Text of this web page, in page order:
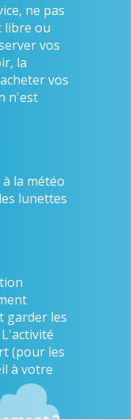
ne pas
libre ou
vos
la
vos
n'est
la météo
lunettes
garder les
(pour les
à votre